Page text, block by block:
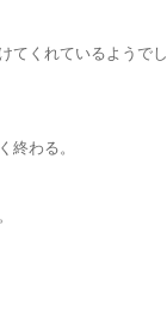
てくれているようでし
終わる。